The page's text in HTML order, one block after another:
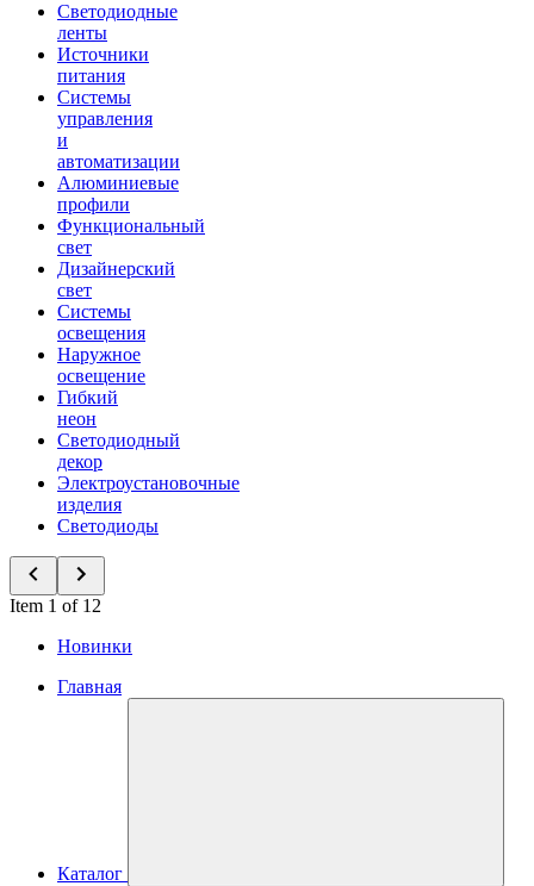
Светодиодные
ленты
Источники
питания
Системы
управления
и
автоматизации
Алюминиевые
профили
Функциональный
свет
Дизайнерский
свет
Системы
освещения
Наружное
освещение
Гибкий
неон
Светодиодный
декор
Электроустановочные
изделия
Светодиоды
Item 1 of 12
Новинки
Главная
Каталог